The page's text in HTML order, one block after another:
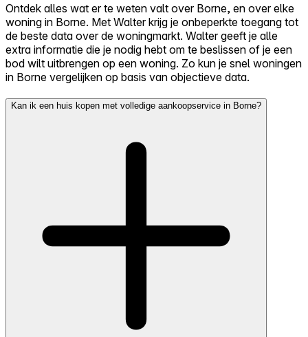
Ontdek alles wat er te weten valt over Borne, en over elke
woning in Borne. Met Walter krijg je onbeperkte toegang tot
de beste data over de woningmarkt. Walter geeft je alle
extra informatie die je nodig hebt om te beslissen of je een
bod wilt uitbrengen op een woning. Zo kun je snel woningen
in Borne vergelijken op basis van objectieve data.
Kan ik een huis kopen met volledige aankoopservice in Borne?